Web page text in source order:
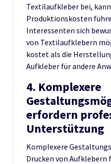
Textilaufkleber bei,
Produktionskosten
Interessenten sich
von Textilaufklebern
kostet als die
Aufkleber für andere
4. Komplexere
erfordern
Unterstützung
Komplexere
Drucken von